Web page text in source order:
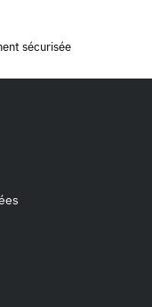
sécurisée